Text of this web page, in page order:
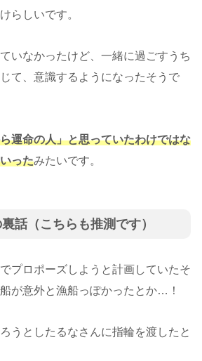
らしいです。
いなかったけど、一緒に過ごすうち
て、意識するようになったそうで
運命の人」と思っていたわけではな
ったみたいです。
話（こちらも推測です）
プロポーズしようと計画していたそ
が意外と漁船っぽかったとか…！
うとしたるなさんに指輪を渡したと